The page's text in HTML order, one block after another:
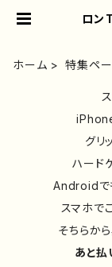
ロン
ホーム 特集ペ
グリ
ハード
Androidで
スマホで
そちらか
あと